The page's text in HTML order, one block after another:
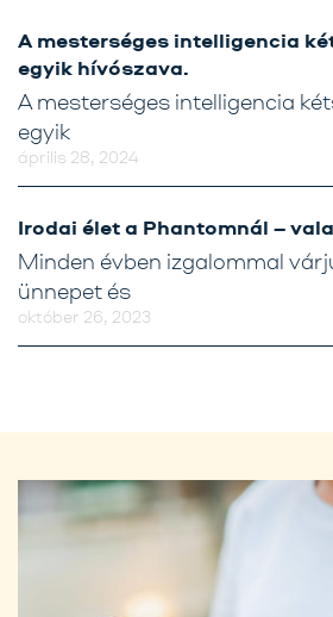
A mesterséges intelligencia
egyik hívószava.
április 28, 2024
A mesterséges intelligencia
egyik
Irodai élet a Phantomnál –
október 26, 2023
Minden évben izgalommal
ünnepet és